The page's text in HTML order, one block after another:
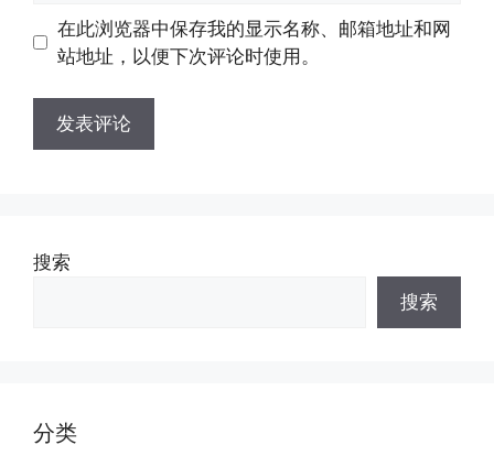
址
址
在此浏览器中保存我的显示名称、邮箱地址和网
站地址，以便下次评论时使用。
搜索
搜索
分类